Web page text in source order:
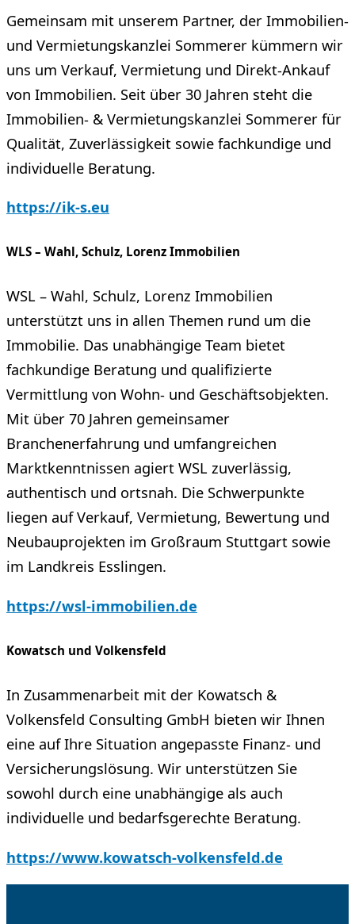
Gemeinsam mit unserem Partner, der Immobilien-
und Vermietungskanzlei Sommerer kümmern wir
uns um Verkauf, Vermietung und Direkt-Ankauf
von Immobilien. Seit über 30 Jahren steht die
Immobilien- & Vermietungskanzlei Sommerer für
Qualität, Zuverlässigkeit sowie fachkundige und
individuelle Beratung.
https://ik-s.eu
WLS – Wahl, Schulz, Lorenz Immobilien
WSL – Wahl, Schulz, Lorenz Immobilien
unterstützt uns in allen Themen rund um die
Immobilie. Das unabhängige Team bietet
fachkundige Beratung und qualifizierte
Vermittlung von Wohn- und Geschäftsobjekten.
Mit über 70 Jahren gemeinsamer
Branchenerfahrung und umfangreichen
Marktkenntnissen agiert WSL zuverlässig,
authentisch und ortsnah. Die Schwerpunkte
liegen auf Verkauf, Vermietung, Bewertung und
Neubauprojekten im Großraum Stuttgart sowie
im Landkreis Esslingen.
https://wsl-immobilien.de
Kowatsch und Volkensfeld
In Zusammenarbeit mit der Kowatsch &
Volkensfeld Consulting GmbH bieten wir Ihnen
eine auf Ihre Situation angepasste Finanz- und
Versicherungslösung. Wir unterstützen Sie
sowohl durch eine unabhängige als auch
individuelle und bedarfsgerechte Beratung.
https://www.kowatsch-volkensfeld.de